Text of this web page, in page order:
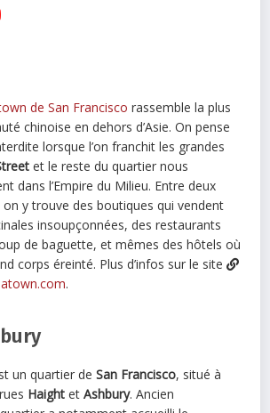
de San Franciscorassemble la plus
chinoise en dehors d’Asie. On pense
lorsque l’on franchit les grandes
et le reste du quartier nous
dans l’Empire du Milieu. Entre deux
y trouve des boutiques qui vendent
insoupçonnées, des restaurants
de baguette, et mêmes des hôtels où
corps éreinté. Plus d’infos sur le site
.
un quartier deSan Francisco, situé à
Haight etAshbury. Ancien